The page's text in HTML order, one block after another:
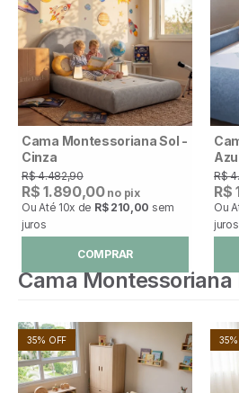
Cama Montessoriana Sol -
Cinza
R$ 4.482,90
R$ 1.890,00no pix
Ou Até 10x de R$ 210,00 sem
juros
COMPRAR
R$
R$
Ou
juros
Cama Montessoriana
35% OFF